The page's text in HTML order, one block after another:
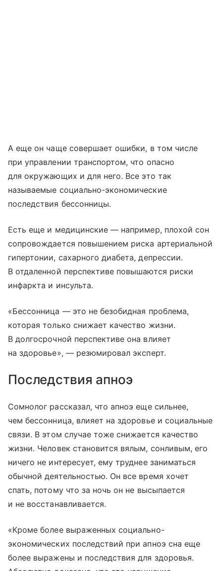
А еще он чаще совершает ошибки, в том числе
при управлении транспортом, что опасно
для окружающих и для него. Все это так
называемые социально-экономические
последствия бессонницы.
Есть еще и медицинские — например, плохой сон
сопровождается повышением риска артериальной
гипертонии, сахарного диабета, депрессии.
В отдаленной перспективе повышаются риски
инфаркта и инсульта.
«Бессонница — это не безобидная проблема,
которая только снижает качество жизни.
В долгосрочной перспективе она влияет
на здоровье», — резюмировал эксперт.
Последствия апноэ
Сомнолог рассказал, что апноэ еще сильнее,
чем бессонница, влияет на здоровье и социальные
связи. В этом случае тоже снижается качество
жизни. Человек становится вялым, сонливым, его
ничего не интересует, ему труднее заниматься
обычной деятельностью. Он все время хочет
спать, потому что за ночь он не высыпается
и не восстанавливается.
«Кроме более выраженных социально-
экономических последствий при апноэ сна еще
более выражены и последствия для здоровья.